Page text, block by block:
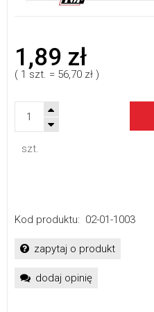
1,89 zł
( 1 szt. = 56,70 zł )
szt.
Kod produktu: 02-01-1003
zapytaj o produkt
dodaj opinię